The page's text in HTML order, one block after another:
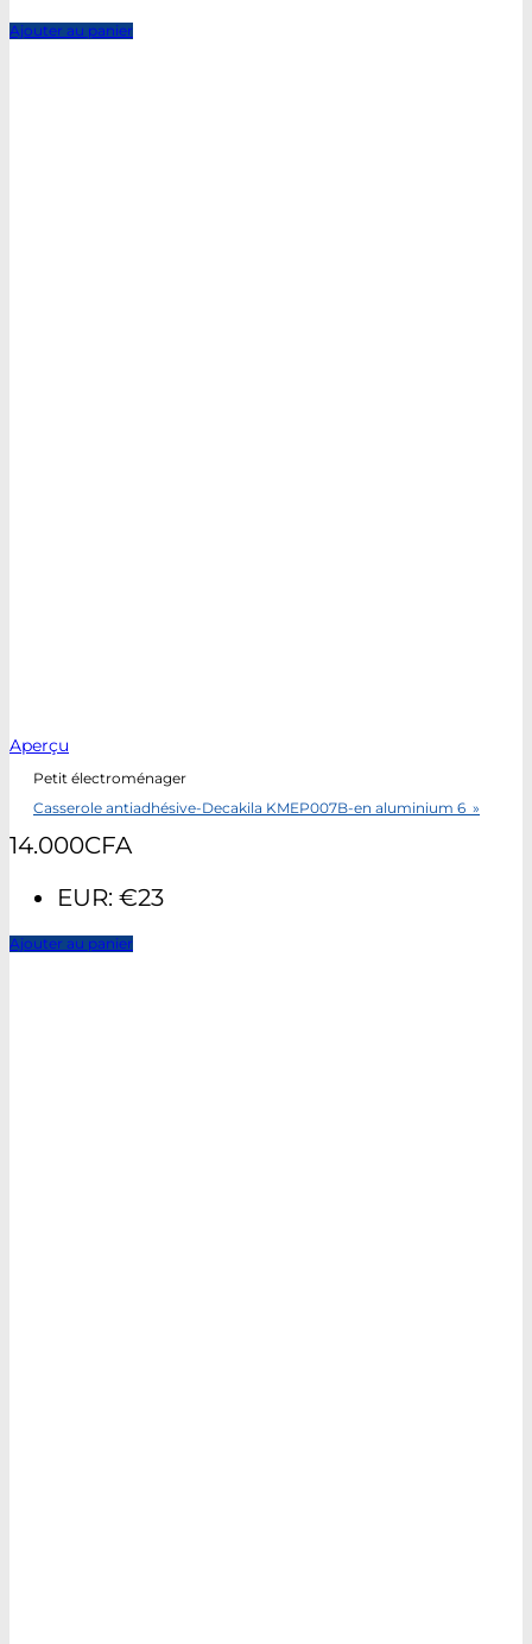
Ajouter au panier
Aperçu
Petit électroménager
Casserole antiadhésive-Decakila KMEP007B-en aluminium 6 »
14.000CFA
EUR: €23
Ajouter au panier